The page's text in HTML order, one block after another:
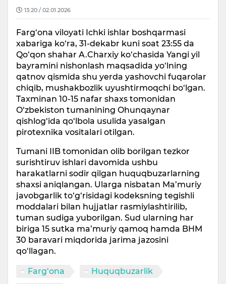
13:20 / 02.01.2026
Farg‘ona viloyati Ichki ishlar boshqarmasi
xabariga ko‘ra, 31-dekabr kuni soat 23:55 da
Qo‘qon shahar A.Charxiy ko‘chasida Yangi yil
bayramini nishonlash maqsadida yo‘lning
qatnov qismida shu yerda yashovchi fuqarolar
chiqib, mushakbozlik uyushtirmoqchi bo‘lgan.
Taxminan 10-15 nafar shaxs tomonidan
O‘zbekiston tumanining Ohunqaynar
qishlog‘ida qo‘lbola usulida yasalgan
pirotexnika vositalari otilgan.
Tumani IIB tomonidan olib borilgan tezkor
surishtiruv ishlari davomida ushbu
harakatlarni sodir qilgan huquqbuzarlarning
shaxsi aniqlangan. Ularga nisbatan Ma’muriy
javobgarlik to‘g‘risidagi kodeksning tegishli
moddalari bilan hujjatlar rasmiylashtirilib,
tuman sudiga yuborilgan. Sud ularning har
biriga 15 sutka ma’muriy qamoq hamda BHM
30 baravari miqdorida jarima jazosini
qo‘llagan.
Farg‘ona
Huquqbuzarlik